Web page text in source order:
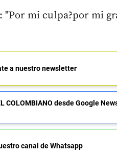
mi culpa?por mi
a nuestro newsletter
COLOMBIANO desde Google
canal de Whatsapp